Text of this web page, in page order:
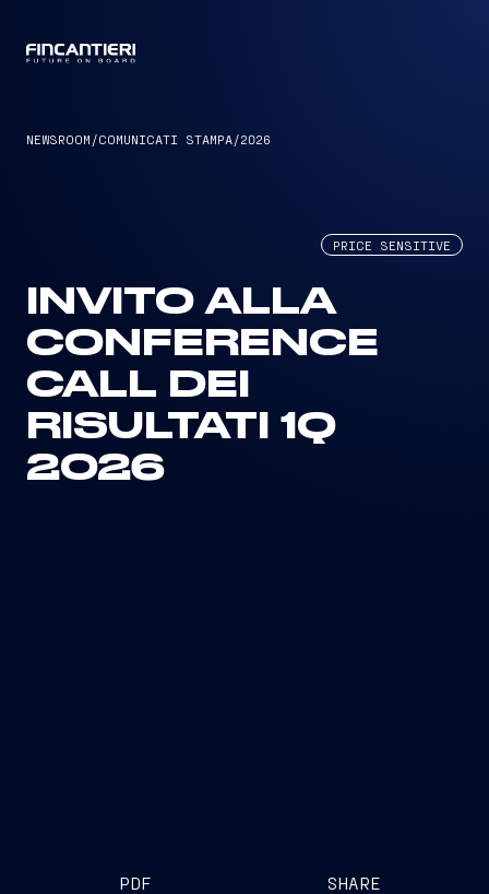
NEWSROOM /COMUNICATI STAMPA/2026
PRICE SENSITIVE
INVITO ALLA
CONFERENCE
CALL DEI
RISULTATI 1Q
2026
PDF SHARE